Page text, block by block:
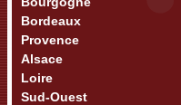
Bordeaux
Provence
Alsace
Loire
Sud-Ouest